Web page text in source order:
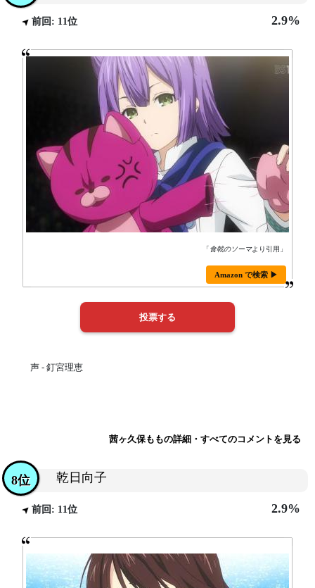
前回: 11位 2.9%
「食戟のソーマより引用」
Amazon で検索 ▶
声 - 釘宮理恵
茜ヶ久保ももの詳細・すべてのコメントを見る
乾日向子
8位
前回: 11位 2.9%